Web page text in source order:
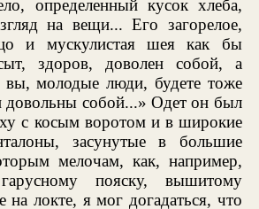
определенный кусок хлеба,
на вещи... Его загорелое,
и мускулистая шея как бы
здоров, доволен собой, а
вы, молодые люди, будете тоже
собой...» Одет он был
с косым воротом и в широкие
засунутые в большие
мелочам, как, например,
пояску, вышитому
на локте, я мог догадаться, что